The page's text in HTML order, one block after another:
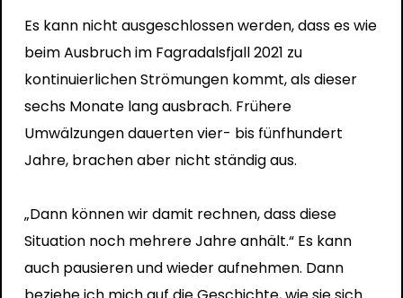
Es kann nicht ausgeschlossen werden, dass es wie
beim Ausbruch im Fagradalsfjall 2021 zu
kontinuierlichen Strömungen kommt, als dieser
sechs Monate lang ausbrach. Frühere
Umwälzungen dauerten vier- bis fünfhundert
Jahre, brachen aber nicht ständig aus.
„Dann können wir damit rechnen, dass diese
Situation noch mehrere Jahre anhält.“ Es kann
auch pausieren und wieder aufnehmen. Dann